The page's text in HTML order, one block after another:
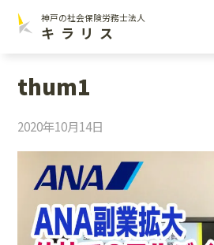
神戸の社会保険労務士法人
キラリス
thum1
2020年10月14日